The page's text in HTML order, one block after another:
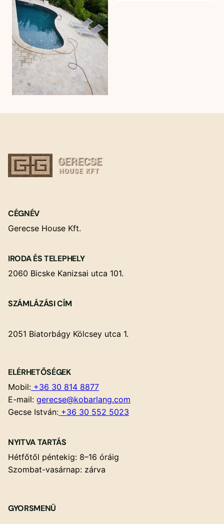
CÉGNÉV
Gerecse House Kft.
IRODA ÉS TELEPHELY
2060 Bicske Kanizsai utca 101.
SZÁMLÁZÁSI CÍM
2051 Biatorbágy Kölcsey utca 1.
ELÉRHETŐSÉGEK
Mobil: +36 30 814 8877
E-mail: gerecse@kobarlang.com
Gecse István: +36 30 552 5023
NYITVA TARTÁS
Hétfőtől péntekig: 8–16 óráig
Szombat-vasárnap: zárva
GYORSMENÜ